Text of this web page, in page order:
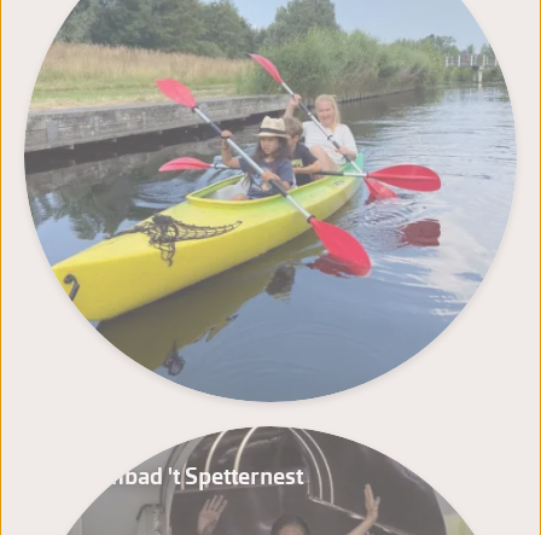
Zwembad 't Spetternest